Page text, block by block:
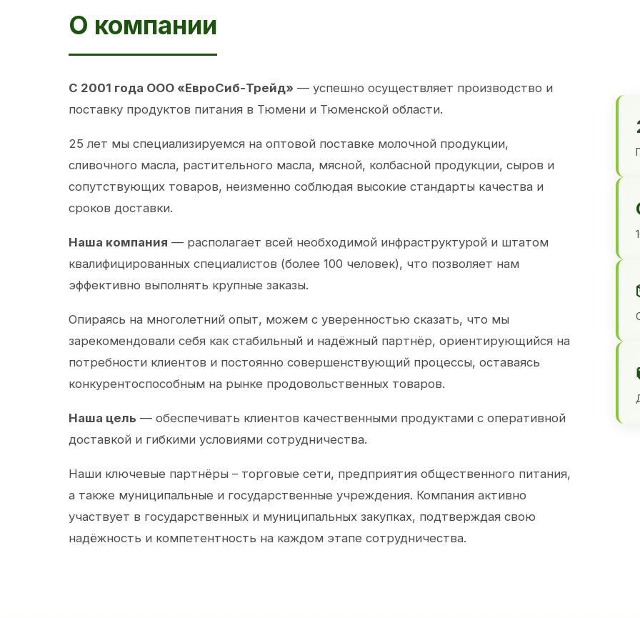
О компании
С 2001 года ООО «ЕвроСиб-Трейд» — успешно осуществляет производство и
поставку продуктов питания в Тюмени и Тюменской области.
25 лет мы специализируемся на оптовой поставке молочной продукции,
сливочного масла, растительного масла, мясной, колбасной продукции, сыров и
сопутствующих товаров, неизменно соблюдая высокие стандарты качества и
сроков доставки.
Наша компания — располагает всей необходимой инфраструктурой и штатом
квалифицированных специалистов (более 100 человек), что позволяет нам
эффективно выполнять крупные заказы.
Опираясь на многолетний опыт, можем с уверенностью сказать, что мы
зарекомендовали себя как стабильный и надёжный партнёр, ориентирующийся на
потребности клиентов и постоянно совершенствующий процессы, оставаясь
конкурентоспособным на рынке продовольственных товаров.
Наша цель — обеспечивать клиентов качественными продуктами с оперативной
доставкой и гибкими условиями сотрудничества.
Наши ключевые партнёры – торговые сети, предприятия общественного питания,
а также муниципальные и государственные учреждения. Компания активно
участвует в государственных и муниципальных закупках, подтверждая свою
надёжность и компетентность на каждом этапе сотрудничества.